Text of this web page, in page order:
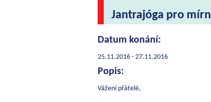
Jantrajóga pro
Datum konání:
25.11.2016 - 27.11.2016
Popis:
Vážení přátelé,